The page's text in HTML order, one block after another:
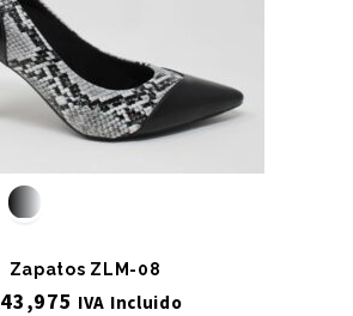
Zapatos ZLM-08
43,975 IVA Incluido